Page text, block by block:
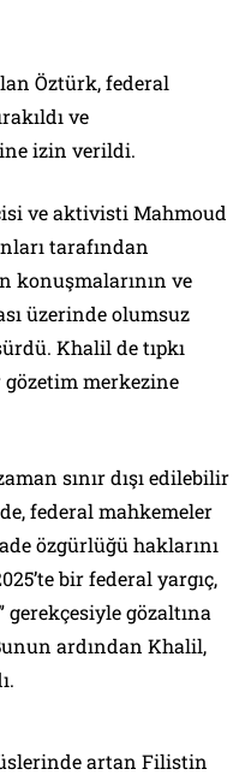
Öztürk, federal
ve
izin verildi.
ve aktivisti Mahmoud
tarafından
konuşmalarının ve
üzerinde olumsuz
Khalil de tıpkı
merkezine
sınır dışı edilebilir
federal mahkemeler
özgürlüğü haklarını
bir federal yargıç,
gözaltına
ardından Khalil,
artan Filistin